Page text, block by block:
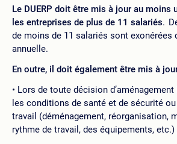
Le DUERP doit être mis à jour au moins
les entreprises de plus de 11 salariés.
de moins de 11 salariés sont exonérées
annuelle.
En outre, il doit également être mis à
Lors de toute décision
les conditions de santé et de sécurité
travail (déménagement, réorganisation,
rythme de travail, des équipements, etc.)